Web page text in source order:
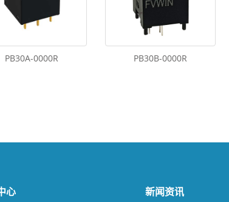
PB30A-0000R PB30B-0000R
心 新闻资讯